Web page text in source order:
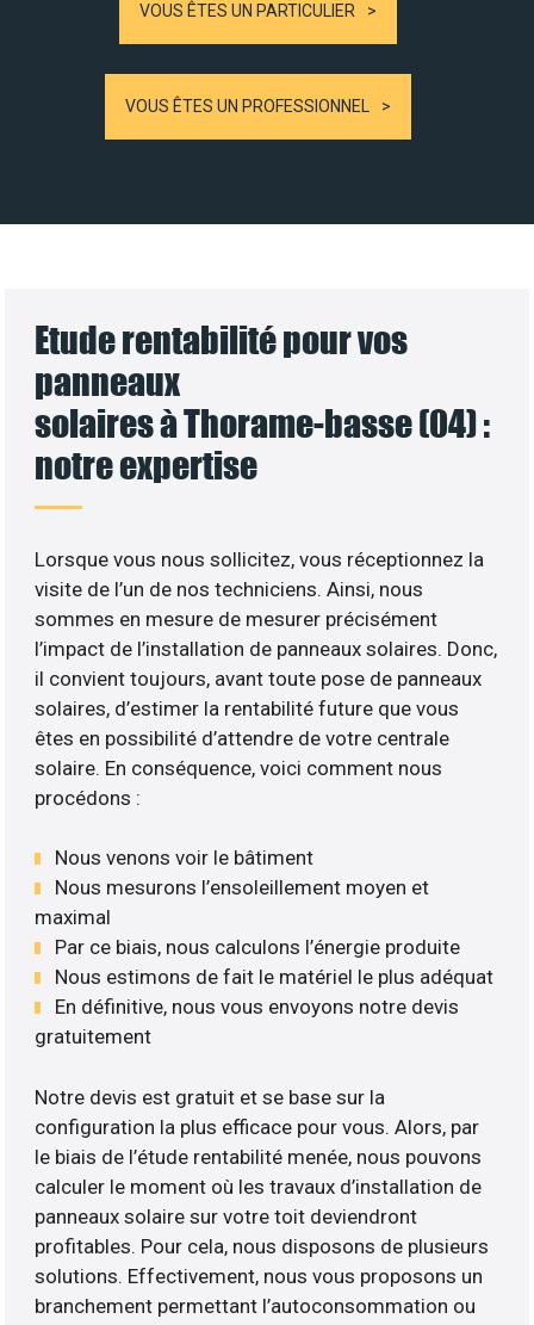
VOUS ÊTES UN PARTICULIER
VOUS ÊTES UN PROFESSIONNEL
Etude rentabilité pour vos
panneaux
solaires à Thorame-basse (04) :
notre expertise
Lorsque vous nous sollicitez, vous réceptionnez la
visite de l’un de nos techniciens. Ainsi, nous
sommes en mesure de mesurer précisément
l’impact de l’installation de panneaux solaires. Donc,
il convient toujours, avant toute pose de panneaux
solaires, d’estimer la rentabilité future que vous
êtes en possibilité d’attendre de votre centrale
solaire. En conséquence, voici comment nous
procédons :
Nous venons voir le bâtiment
Nous mesurons l’ensoleillement moyen et
maximal
Par ce biais, nous calculons l’énergie produite
Nous estimons de fait le matériel le plus adéquat
En définitive, nous vous envoyons notre devis
gratuitement
Notre devis est gratuit et se base sur la
configuration la plus efficace pour vous. Alors, par
le biais de l’étude rentabilité menée, nous pouvons
calculer le moment où les travaux d’installation de
panneaux solaire sur votre toit deviendront
profitables. Pour cela, nous disposons de plusieurs
solutions. Effectivement, nous vous proposons un
branchement permettant l’autoconsommation ou